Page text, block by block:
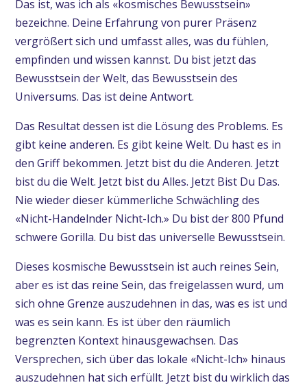
Das ist, was ich als «kosmisches Bewusstsein»
bezeichne. Deine Erfahrung von purer Präsenz
vergrößert sich und umfasst alles, was du fühlen,
empfinden und wissen kannst. Du bist jetzt das
Bewusstsein der Welt, das Bewusstsein des
Universums. Das ist deine Antwort.
Das Resultat dessen ist die Lösung des Problems. Es
gibt keine anderen. Es gibt keine Welt. Du hast es in
den Griff bekommen. Jetzt bist du die Anderen. Jetzt
bist du die Welt. Jetzt bist du Alles. Jetzt Bist Du Das.
Nie wieder dieser kümmerliche Schwächling des
«Nicht-Handelnder Nicht-Ich.» Du bist der 800 Pfund
schwere Gorilla. Du bist das universelle Bewusstsein.
Dieses kosmische Bewusstsein ist auch reines Sein,
aber es ist das reine Sein, das freigelassen wurd, um
sich ohne Grenze auszudehnen in das, was es ist und
was es sein kann. Es ist über den räumlich
begrenzten Kontext hinausgewachsen. Das
Versprechen, sich über das lokale «Nicht-Ich» hinaus
auszudehnen hat sich erfüllt. Jetzt bist du wirklich das